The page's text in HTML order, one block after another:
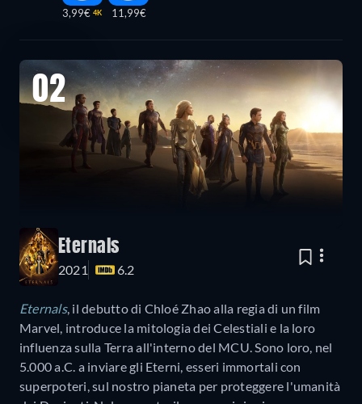
3,99€ 4K 11,99€
02
Eternals
2021 6.2
Eternals, il debutto di Chloé Zhao alla regia di un film
Marvel, introduce la mitologia dei Celestiali e la loro
influenza sulla Terra all'interno del MCU. Sono loro, nel
5.000 a.C. a inviare gli Eterni, esseri immortali con
superpoteri, sul nostro pianeta per proteggere l'umanità